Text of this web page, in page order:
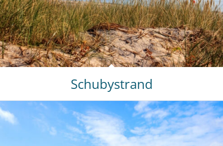
Schubystrand